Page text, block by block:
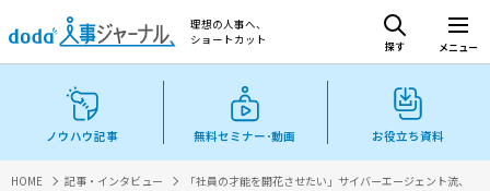
理想の人事へ、
ショートカット
探す メニュー
ノウハウ記事 無料セミナー･動画 お役立ち資料
HOME 記事・インタビュー
「社員の才能を開花させたい」サイバーエージェント流、